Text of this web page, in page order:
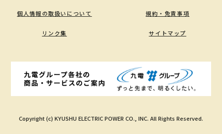
個人情報の取扱いについて 規約・免責事項
リンク集 サイトマップ
Copyright (c) KYUSHU ELECTRIC POWER CO., INC. All Rights Reserved.